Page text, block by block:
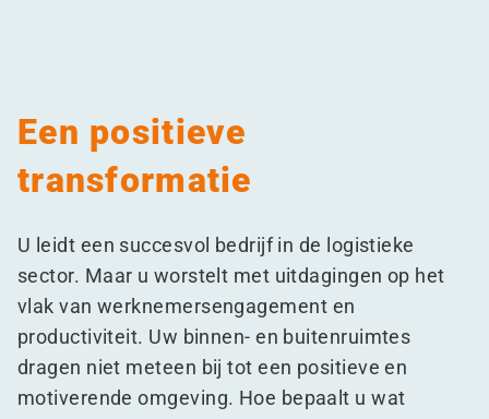
Een positieve
transformatie
U leidt een succesvol bedrijf in de logistieke
sector. Maar u worstelt met uitdagingen op het
vlak van werknemersengagement en
productiviteit. Uw binnen- en buitenruimtes
dragen niet meteen bij tot een positieve en
motiverende omgeving. Hoe bepaalt u wat